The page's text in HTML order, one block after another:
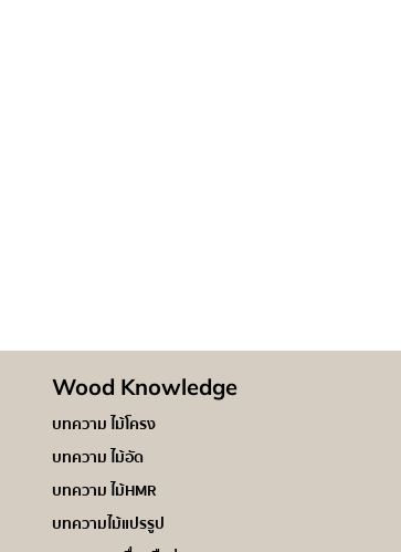
Wood Knowledge
บทความ ไม้โครง
บทความ ไม้อัด
บทความ ไม้HMR
บทความไม้แปรรูป